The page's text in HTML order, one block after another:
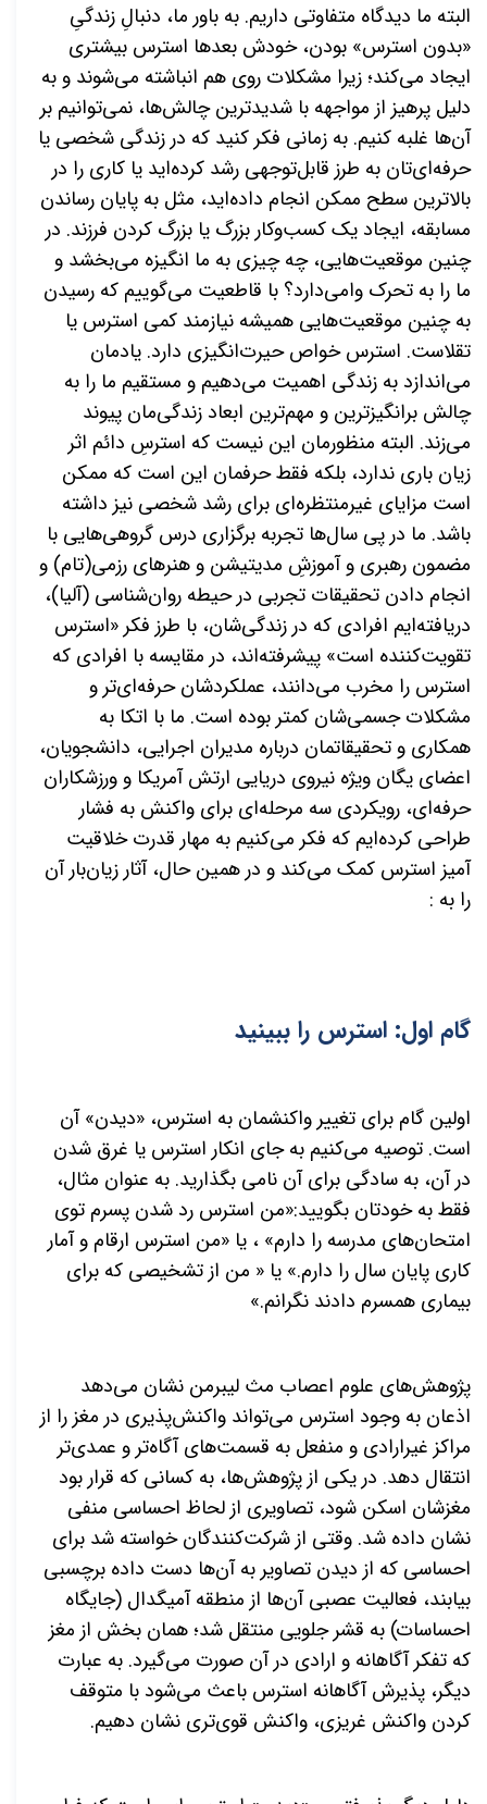
البته ما دیدگاه متفاوتی داریم. به باور ما، دنبالِ زندگیِ
«بدون استرس» بودن، خودش بعدها استرس بیشتری
ایجاد می‌کند؛ زیرا مشکلات روی هم انباشته می‌شوند و به
دلیل پرهیز از مواجهه با شدیدترین چالش‌ها، نمی‌توانیم بر
آن‌ها غلبه کنیم. به زمانی فکر کنید که در زندگی شخصی یا
حرفه‌ای‌تان به طرز قابل‌توجهی رشد کرده‌اید یا کاری را در
بالاترین سطح ممکن انجام داده‌اید، مثل به پایان رساندن
مسابقه، ایجاد یک کسب‌وکار بزرگ یا بزرگ کردن فرزند. در
چنین موقعیت‌هایی، چه چیزی به ما انگیزه می‌بخشد و
ما را به تحرک وا‌می‌دارد؟ با قاطعیت می‌گوییم که رسیدن
به چنین موقعیت‌هایی همیشه نیازمند کمی استرس یا
تقلاست. استرس خواص حیرت‌انگیزی دارد. یادمان
می‌اندازد به زندگی اهمیت می‌دهیم و مستقیم ما را به
چالش برانگیزترین و مهم‌ترین ابعاد زندگی‌مان پیوند
می‌زند. البته منظورمان این نیست که استرسِ دائم اثر
زیان باری ندارد، بلکه فقط حرفمان این است که ممکن
است مزایای غیرمنتظره‌ای برای رشد شخصی نیز داشته
باشد. ما در پی سال‌ها تجربه برگزاری درس گروهی‌هایی با
مضمون رهبری و آموزشِ مدیتیشن و هنرهای رزمی(تام) و
انجام دادن تحقیقات تجربی در حیطه روان‌شناسی (آلیا)،
دریافته‌ایم افرادی که در زندگی‌شان، با طرز فکر «استرس
تقویت‌کننده است» پیشرفته‌اند، در مقایسه با افرادی که
استرس را مخرب می‌دانند، عملکردشان حرفه‌ای‌تر و
مشکلات جسمی‌شان کمتر بوده است. ما با اتکا به
همکاری و تحقیقاتمان درباره مدیران اجرایی، دانشجویان،
اعضای یگان ویژه نیروی دریایی ارتش آمریکا و ورزشکاران
حرفه‌ای، رویکردی سه مرحله‌ای برای واکنش به فشار
طراحی کرده‌ایم که فکر می‌کنیم به مهار قدرت خلاقیت
آمیز استرس کمک می‌کند و در همین حال، آثار زیان‌بار آن
را به :
گام اول: استرس را ببینید
اولین گام برای تغییر واکنشمان به استرس، «دیدن» آن
است. توصیه می‌کنیم به جای انکار استرس یا غرق شدن
در آن، به سادگی برای آن نامی بگذارید. به عنوان مثال،
فقط به خودتان بگویید:«من استرس رد شدن پسرم توی
امتحان‌های مدرسه را دارم» ، یا «من استرس ارقام و آمار
کاری پایان سال را دارم.» یا « من از تشخیصی که برای
بیماری همسرم دادند نگرانم.»
پژوهش‌های علوم اعصاب مث لیبرمن نشان می‌دهد
اذعان به وجود استرس می‌تواند واکنش‌پذیری در مغز را از
مراکز غیرارادی و منفعل به قسمت‌های آگاه‌تر و عمدی‌تر
انتقال دهد. در یکی از پژوهش‌ها، به کسانی که قرار بود
مغزشان اسکن شود، تصاویری از لحاظ احساسی منفی
نشان داده شد. وقتی از شرکت‌کنندگان خواسته شد برای
احساسی که از دیدن تصاویر به آن‌ها دست داده برچسبی
بیابند، فعالیت عصبی آن‌ها از منطقه آمیگدال (جایگاه
احساسات) به قشر جلویی منتقل شد؛ همان بخش از مغز
که تفکر آگاهانه و ارادی در آن صورت می‌گیرد. به عبارت
دیگر، پذیرش آگاهانه استرس باعث می‌شود با متوقف
کردن واکنش غریزی، واکنش قوی‌تری نشان دهیم.